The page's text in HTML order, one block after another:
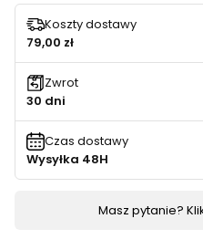
Koszty dostawy
79,00 zł
Zwrot
30 dni
Czas dostawy
Wysyłka 48H
Masz pytanie?